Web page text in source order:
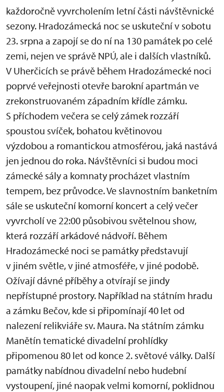
každoročně vyvrcholením letní části návštěvnické
sezony. Hradozámecká noc se uskuteční v sobotu
23. srpna a zapojí se do ní na 130 památek po celé
zemi, nejen ve správě NPÚ, ale i dalších vlastníků.
V Uherčicích se právě během Hradozámecké noci
poprvé veřejnosti otevře barokní apartmán ve
zrekonstruovaném západním křídle zámku.
S příchodem večera se celý zámek rozzáří
spoustou svíček, bohatou květinovou
výzdobou a romantickou atmosférou, jaká nastává
jen jednou do roka. Návštěvníci si budou moci
zámecké sály a komnaty procházet vlastním
tempem, bez průvodce. Ve slavnostním banketním
sále se uskuteční komorní koncert a celý večer
vyvrcholí ve 22:00 působivou světelnou show,
která rozzáří arkádové nádvoří. Během
Hradozámecké noci se památky představují
v jiném světle, v jiné atmosféře, v jiné podobě.
Ožívají dávné příběhy a otvírají se jindy
nepřístupné prostory. Například na státním hradu
a zámku Bečov, kde si připomínají 40 let od
nalezení relikviáře sv. Maura. Na státním zámku
Manětín tematické divadelní prohlídky
připomenou 80 let od konce 2. světové války. Další
památky nabídnou divadelní nebo hudební
vystoupení, jiné naopak velmi komorní, poklidnou